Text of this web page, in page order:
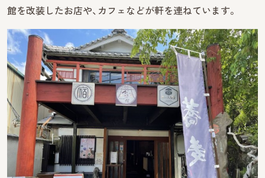
館を改装したお店や、カフェなどが軒を連ねています。